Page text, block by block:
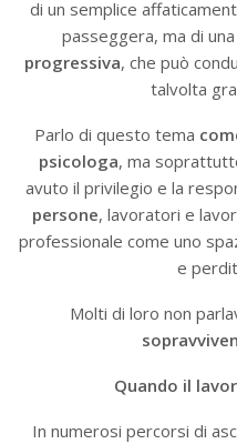
di un semplice
passeggera, ma di una
progressiva, che può
talvolta
Parlo di questo tema
psicologa, ma
avuto il privilegio e la
persone, lavoratori e
professionale come uno
e
Molti di loro non
Quando il
In numerosi percorsi di